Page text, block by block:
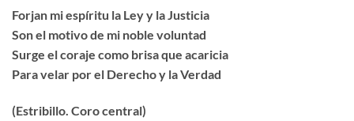
Forjan mi espíritu la Ley y la Justicia
Son el motivo de mi noble voluntad
Surge el coraje como brisa que acaricia
Para velar por el Derecho y la Verdad
(Estribillo. Coro central)